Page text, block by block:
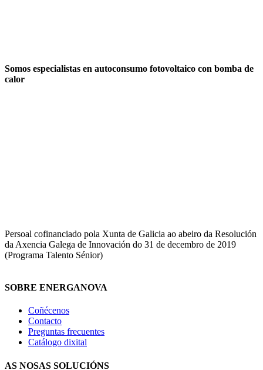
Somos especialistas en autoconsumo fotovoltaico con bomba de
calor
Persoal cofinanciado pola Xunta de Galicia ao abeiro da Resolución
da Axencia Galega de Innovación do 31 de decembro de 2019
(Programa Talento Sénior)
SOBRE ENERGANOVA
Coñécenos
Contacto
Preguntas frecuentes
Catálogo dixital
AS NOSAS SOLUCIÓNS